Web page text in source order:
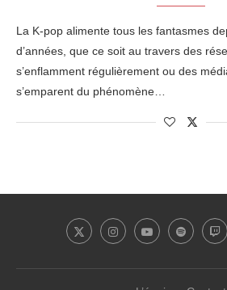
La K-pop alimente tous les fantasmes
d’années, que ce soit au travers des
s’enflamment régulièrement ou des
s’emparent du phénomène…